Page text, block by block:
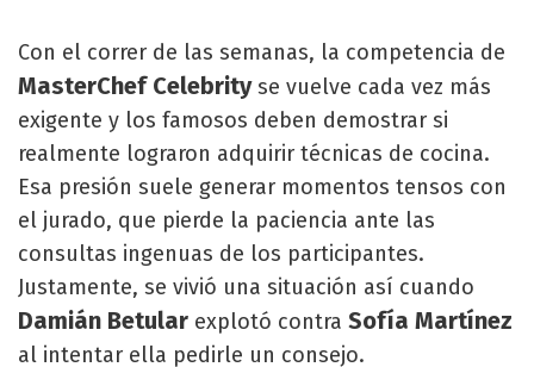
Con el correr de las semanas, la competencia de
MasterChef Celebrityse vuelve cada vez más
exigente y los famosos deben demostrar si
realmente lograron adquirir técnicas de cocina.
Esa presión suele generar momentos tensos con
el jurado, que pierde la paciencia ante las
consultas ingenuas de los participantes.
Justamente, se vivió una situación así cuando
Damián Betular explotó contra Sofía Martínez
al intentar ella pedirle un consejo.